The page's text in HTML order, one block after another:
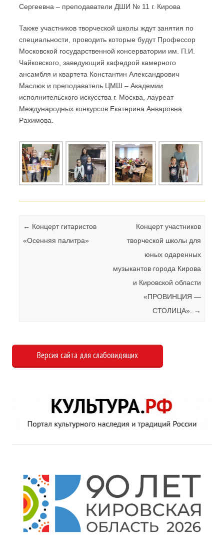
Сергеевна – преподаватели ДШИ № 11 г. Кирова
Также участников творческой школы ждут занятия по
специальности, проводить которые будут Профессор
Московской государственной консерватории им. П.И.
Чайковского, заведующий кафедрой камерного
ансамбля и квартета Константин Александрович
Маслюк и преподаватель ЦМШ – Академии
исполнительского искусства г. Москва, лауреат
Международных конкурсов Екатерина Анваровна
Рахимова.
Навигация по записям
← Концерт гитаристов
«Осенняя палитра»
Концерт участников
творческой школы для
юных одаренных
музыкантов города Кирова
и Кировской области
«ПРОВИНЦИЯ —
СТОЛИЦА».
→
Версия сайта для слабовидящих